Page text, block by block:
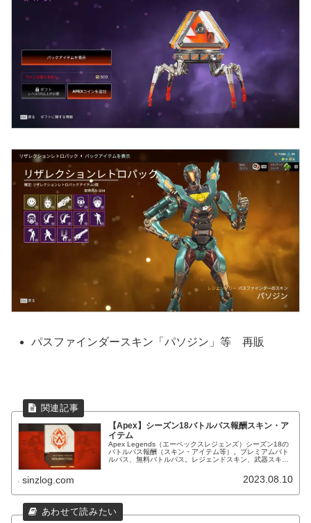
パスファインダースキン「パソジン」等 再販
【Apex】シーズン18バトルパス報酬スキン・ア
イテム
Apex Legends（エーペックスレジェンズ）シーズン18の
バトルパス報酬（スキン・アイテム等）。プレミアムバト
ルパス、無料バトルパス。レジェンドスキン、武器スキ
sinzlog.com 2023.08.10